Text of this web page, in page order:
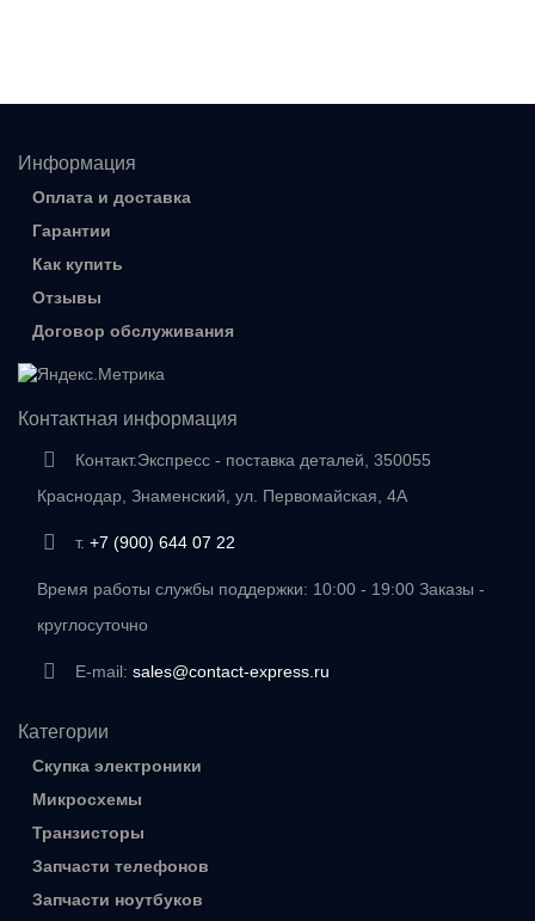
Информация
Оплата и доставка
Гарантии
Как купить
Отзывы
Договор обслуживания
Контактная информация
Контакт.Экспресс - поставка деталей, 350055
Краснодар, Знаменский, ул. Первомайская, 4А
т. +7 (900) 644 07 22
Время работы службы поддержки: 10:00 - 19:00 Заказы -
круглосуточно
E-mail: sales@contact-express.ru
Категории
Скупка электроники
Микросхемы
Транзисторы
Запчасти телефонов
Запчасти ноутбуков